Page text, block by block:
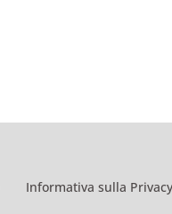
Informativa sulla